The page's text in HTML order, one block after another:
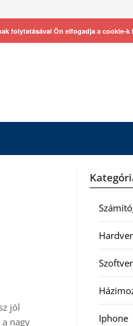
jól
nagy
Hardver
Szoftver
Iphone
folytatásával Ön elfogadja a cookie-k